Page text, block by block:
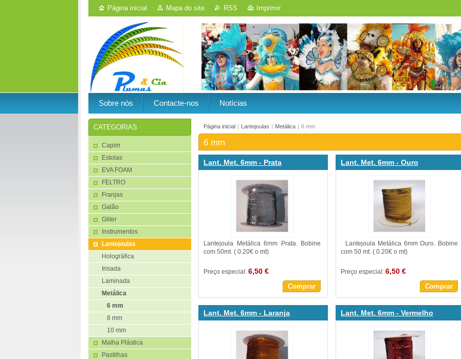
Página inicial Mapa do site RSS Imprimir
Sobre nós Contacte-nos Notícias
Página inicial | Lantejoulas | Metálica | 6 mm
6 mm
Lant. Met. 6mm - Prata
Lantejoula Metálica 6mm Prata. Bobine
com 50mt. ( 0.20€ o mt)
Preço especial: 6,50 €
Comprar
Lant. Met. 6mm - Ouro
Lantejoula Metálica 6mm Ouro. Bobine
com 50 mt. ( 0.20€ o mt)
Preço especial: 6,50 €
Comprar
Lant. Met. 6mm - Laranja Lant. Met. 6mm - Vermelho
CATEGORIAS
Capim
Estolas
EVA FOAM
FELTRO
Franjas
Galão
Gliter
Instrumentos
Lantejoulas
Holográfica
Irisada
Laminada
Metálica
6 mm
8 mm
10 mm
Malha Plástica
Pastilhas